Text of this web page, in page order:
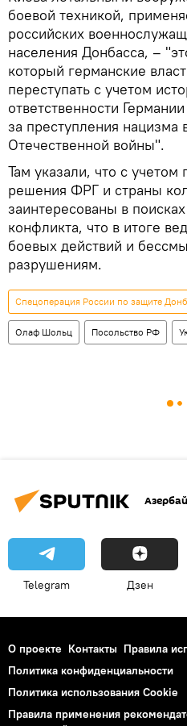
боевой техникой,
российских
населения Донбасса, –
который германские
переступать с учетом
ответственности
за преступления нацизма
Отечественной войны".
Там указали, что с
решения ФРГ и страны
заинтересованы в
конфликта, что в итоге
боевых действий и
разрушениям.
Спецоперация России по защите
Олаф Шольц Посольство РФ
Telegram Дзен
О проекте Контакты Правила
Политика конфиденциальности
Политика использования Cookie
Правила применения